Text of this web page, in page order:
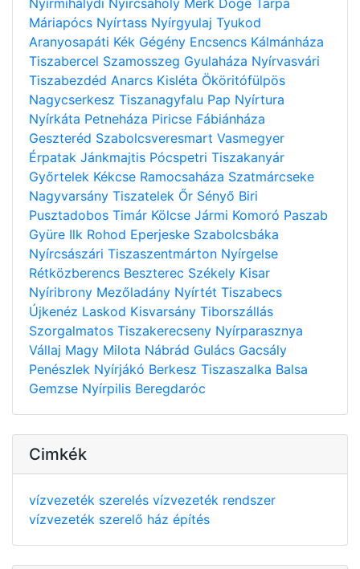
Máriapócs Nyírtass Nyírgyulaj Tyukod
Aranyosapáti Kék Gégény Encsencs Kálmánháza
Tiszabercel Szamosszeg Gyulaháza Nyírvasvári
Tiszabezdéd Anarcs Kisléta Ököritófülpös
Nagycserkesz Tiszanagyfalu Pap Nyírtura
Nyírkáta Petneháza Piricse Fábiánháza
Geszteréd Szabolcsveresmart Vasmegyer
Érpatak Jánkmajtis Pócspetri Tiszakanyár
Győrtelek Kékcse Ramocsaháza Szatmárcseke
Nagyvarsány Tiszatelek Őr Sényő Biri
Pusztadobos Timár Kölcse Jármi Komoró Paszab
Gyüre Ilk Rohod Eperjeske Szabolcsbáka
Nyírcsászári Tiszaszentmárton Nyírgelse
Rétközberencs Beszterec Székely Kisar
Nyíribrony Mezőladány Nyírtét Tiszabecs
Újkenéz Laskod Kisvarsány Tiborszállás
Szorgalmatos Tiszakerecseny Nyírparasznya
Vállaj Magy Milota Nábrád Gulács Gacsály
Penészlek Nyírjákó Berkesz Tiszaszalka Balsa
Gemzse Nyírpilis Beregdaróc
Cimkék
vízvezeték szerelés vízvezeték rendszer
vízvezeték szerelő ház építés